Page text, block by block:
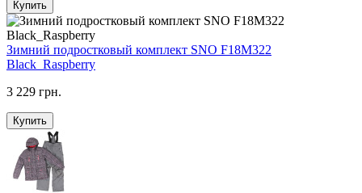
Купить
Зимний подростковый комплект SNO F18M322
Black_Raspberry
3 229 грн.
Купить